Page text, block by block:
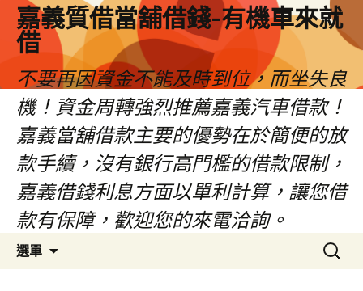
嘉義質借當舖借錢-有機車來就
借
不要再因資金不能及時到位，而坐失良
機！資金周轉強烈推薦嘉義汽車借款！
嘉義當舖借款主要的優勢在於簡便的放
款手續，沒有銀行高門檻的借款限制，
嘉義借錢利息方面以單利計算，讓您借
款有保障，歡迎您的來電洽詢。
選單
搜
尋